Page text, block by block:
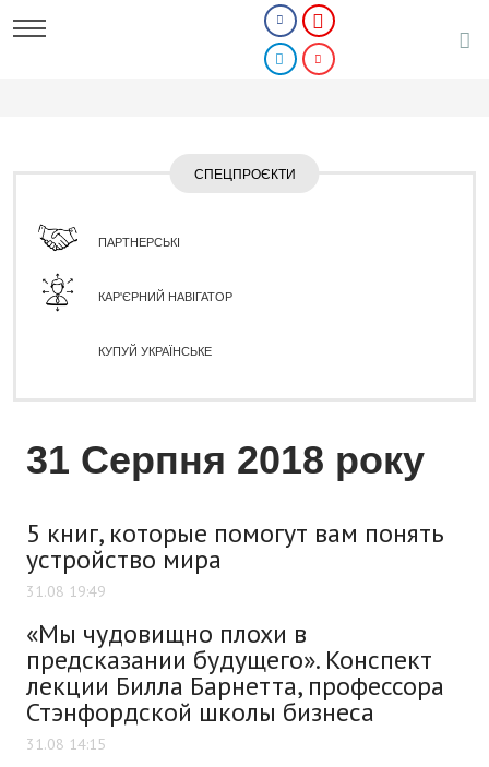
СПЕЦПРОЄКТИ
ПАРТНЕРСЬКІ
КАР'ЄРНИЙ НАВІГАТОР
КУПУЙ УКРАЇНСЬКЕ
31 Серпня 2018 року
5 книг, которые помогут вам понять
устройство мира
31.08 19:49
«Мы чудовищно плохи в
предсказании будущего». Конспект
лекции Билла Барнетта, профессора
Стэнфордской школы бизнеса
31.08 14:15